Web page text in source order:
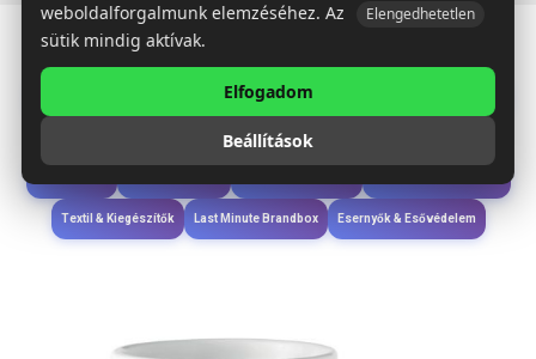
Étkezés & Ivás
Wellness & Ápolás
Textil & Kiegészítők Last Minute Brandbox Esernyők & Esővédelem
weboldalforgalmunk elemzéséhez. Az
Elengedhetetlen
sütik mindig aktívak.
Elfogadom
Beállítások